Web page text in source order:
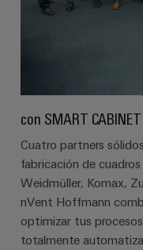
del
agua
de
aguas
residuales
de
IoT
Centre
con SMART CABINET
Cuatro partners
fabricación de
Weidmüller, Komax,
nVent Hoffmann
optimizar tus
totalmente